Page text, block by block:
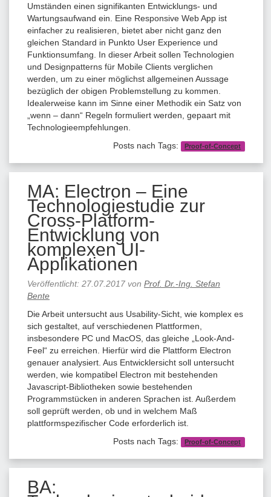
Umständen einen signifikanten Entwicklungs- und
Wartungsaufwand ein. Eine Responsive Web App ist
einfacher zu realisieren, bietet aber nicht ganz den
gleichen Standard in Punkto User Experience und
Funktionsumfang. In dieser Arbeit sollen Technologien
und Designpatterns für Mobile Clients verglichen
werden, um zu einer möglichst allgemeinen Aussage
bezüglich der obigen Problemstellung zu kommen.
Idealerweise kann im Sinne einer Methodik ein Satz von
„wenn – dann“ Regeln formuliert werden, gepaart mit
Technologieempfehlungen.
Posts nach Tags:
Proof-of-Concept
MA: Electron – Eine
Technologiestudie zur
Cross-Platform-
Entwicklung von
komplexen UI-
Applikationen
Veröffentlicht: 27.07.2017 von Prof. Dr.-Ing. Stefan
Bente
Die Arbeit untersucht aus Usability-Sicht, wie komplex es
sich gestaltet, auf verschiedenen Plattformen,
insbesondere PC und MacOS, das gleiche „Look-And-
Feel“ zu erreichen. Hierfür wird die Plattform Electron
genauer analysiert. Aus Entwicklersicht soll untersucht
werden, wie kompatibel Electron mit bestehenden
Javascript-Bibliotheken sowie bestehenden
Programmstücken in anderen Sprachen ist. Außerdem
soll geprüft werden, ob und in welchem Maß
plattformspezifischer Code erforderlich ist.
Posts nach Tags:
Proof-of-Concept
BA: